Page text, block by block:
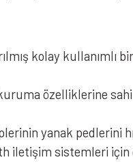
kolay kullanımlı
özelliklerine
yanak pedlerini
iletişim sistemleri